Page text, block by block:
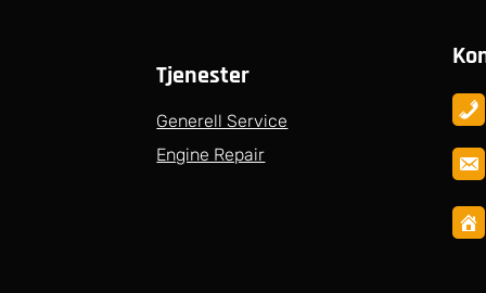
Tjenester
Generell Service
Engine Repair